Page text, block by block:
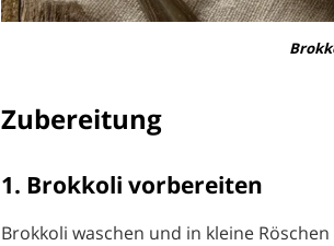
Zubereitung
1. Brokkoli vorbereiten
Brokkoli waschen und in kleine